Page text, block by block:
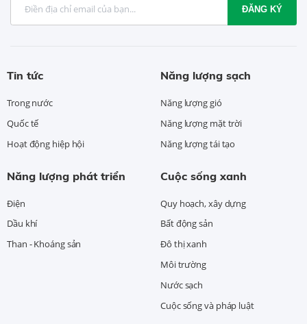
ĐĂNG KÝ
Tin tức
Trong nước
Quốc tế
Hoạt động hiệp hội
Năng lượng sạch
Năng lượng gió
Năng lượng mặt trời
Năng lượng tái tạo
Năng lượng phát triển
Điện
Dầu khí
Than - Khoáng sản
Cuộc sống xanh
Quy hoạch, xây dựng
Bất động sản
Đô thị xanh
Môi trường
Nước sạch
Cuộc sống và pháp luật